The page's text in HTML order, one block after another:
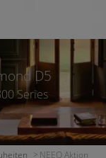
D5
Series
NEEO Aktion